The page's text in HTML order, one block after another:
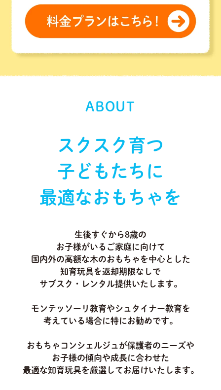
ABOUT
スクスク育つ
子どもたちに
最適なおもちゃを
生後すぐから8歳の
お子様がいるご家庭に向けて
国内外の高額な木のおもちゃを中心とした
知育玩具を返却期限なしで
サブスク・レンタル提供いたします。
モンテッソーリ教育やシュタイナー教育を
考えている場合に特にお勧めです。
おもちゃコンシェルジュが保護者のニーズや
お子様の傾向や成長に合わせた
最適な知育玩具を厳選してお届けいたします。